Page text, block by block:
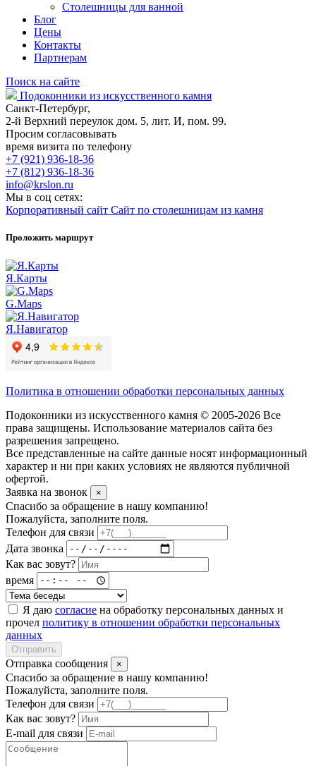
Столешницы для ванной
Блог
Цены
Контакты
Партнерам
Поиск на сайте
Подоконники из искусственного камня
Санкт-Петербург,
2-й Верхний переулок дом. 5, лит. И, пом. 99.
Просим согласовывать
время визита по телефону
+7 (921) 936-18-36
+7 (812) 936-18-36
info@krslon.ru
Мы в соц сетях:
Корпоративный сайт Сайт по столешницам из камня
Проложить маршрут
Я.Карты
G.Maps
Я.Навигатор
Политика в отношении обработки персональных данных
Подоконники из искусственного камня © 2005-2026 Все
права защищены. Использование материалов сайта без
разрешения запрещено.
Все представленные на сайте данные носят информационный
характер и ни при каких условиях не являются публичной
офертой.
Заявка на звонок
×
Спасибо за обращение в нашу компанию!
Пожалуйста, заполните поля.
Телефон для связи
Дата звонка
Как вас зовут?
время
Я даю согласие на обработку персональных данных и
прочел политику в отношении обработки персональных
данных
Отправить
Отправка сообщения ×
Спасибо за обращение в нашу компанию!
Пожалуйста, заполните поля.
Телефон для связи
Как вас зовут?
E-mail для связи